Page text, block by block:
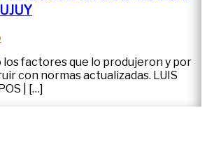
los factores que lo produjeron y por
con normas actualizadas. LUIS
| […]